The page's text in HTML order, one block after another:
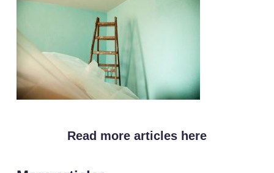
Read more articles here